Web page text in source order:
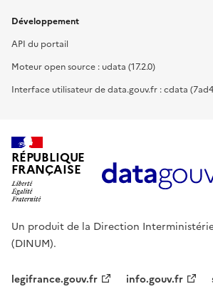
Développement
API du portail
Moteur open source : udata (17.2.0)
Interface utilisateur de data.gouv.fr : cdata
RÉPUBLIQUE
FRANÇAISE
Un produit de la Direction
(DINUM).
legifrance.gouv.fr info.gouv.fr